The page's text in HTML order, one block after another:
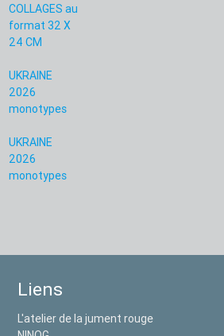
COLLAGES au
format 32 X
24 CM
UKRAINE
2026
monotypes
UKRAINE
2026
monotypes
Liens
L'atelier de la jument rouge